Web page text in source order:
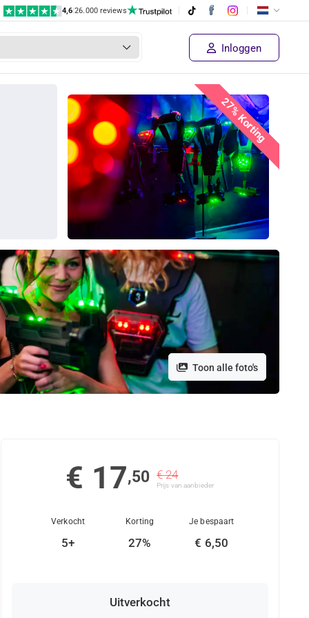
4,6|26.000 reviews
Inloggen
27% Korting
Toon alle foto's
€ 17,50 € 24
Prijs van aanbieder
Verkocht
5+
Korting
27%
Je bespaart
€ 6,50
Uitverkocht